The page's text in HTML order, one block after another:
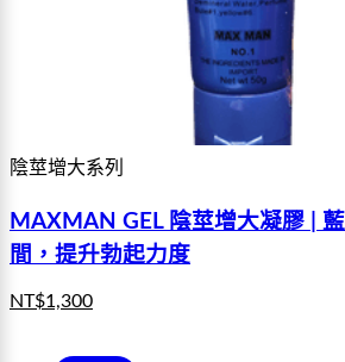
陰莖增大系列
MAXMAN GEL 陰莖增大凝膠 |
間，提升勃起力度
NT$1,300